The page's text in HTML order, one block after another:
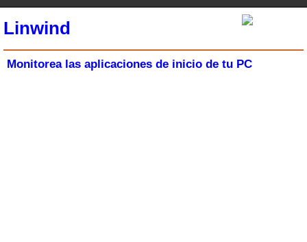
Linwind
Monitorea las aplicaciones de inicio de tu PC